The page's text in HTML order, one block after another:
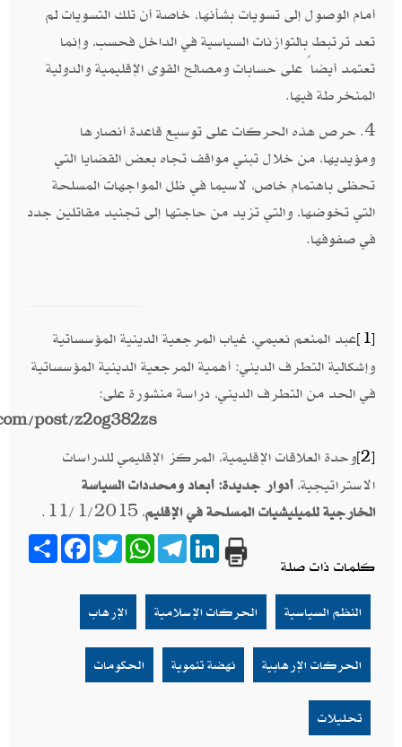
أمام الوصول إلى تسويات بشأنها، خاصة أن تلك التسويات لم
تعد ترتبط بالتوازنات السياسية في الداخل فحسب، وإنما
تعتمد أيضاً على حسابات ومصالح القوى الإقليمية والدولية
المنخرطة فيها.
4. حرص هذه الحركات على توسيع قاعدة أنصارها
ومؤيديها، من خلال تبني مواقف تجاه بعض القضايا التي
تحظى باهتمام خاص، لاسيما في ظل المواجهات المسلحة
التي تخوضها، والتي تزيد من حاجتها إلى تجنيد مقاتلين جدد
في صفوفها.
[1]عبد المنعم نعيمي، غياب المرجعية الدينية المؤسساتية
وإشكالية التطرف الديني: أهمية المرجعية الدينية المؤسساتية
في الحد من التطرف الديني، دراسة منشورة على:
post/z2og382zs
[2]وحدة العلاقات الإقليمية، المركز الإقليمي للدراسات
الاستراتيجية،أدوار جديدة: أبعاد ومحددات السياسة
الخارجية للميليشيات المسلحة في الإقليم، 11/1/2015.
Share
FacebookTwitter
WhatsApp
Telegram
LinkedIn
كلمات ذات صلة
الإرهاب الحركات الإسلامية النظم السياسية
الحكومات نهضة تنموية الحركات الإرهابية
تحليلات